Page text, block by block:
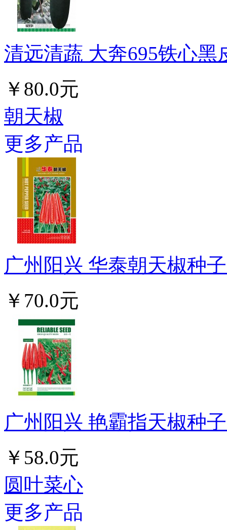
清远清蔬 大奔695铁心
￥80.0元
朝天椒
更多产品
广州阳兴 华泰朝天椒种
￥70.0元
广州阳兴 艳霸指天椒种
￥58.0元
圆叶菜心
更多产品